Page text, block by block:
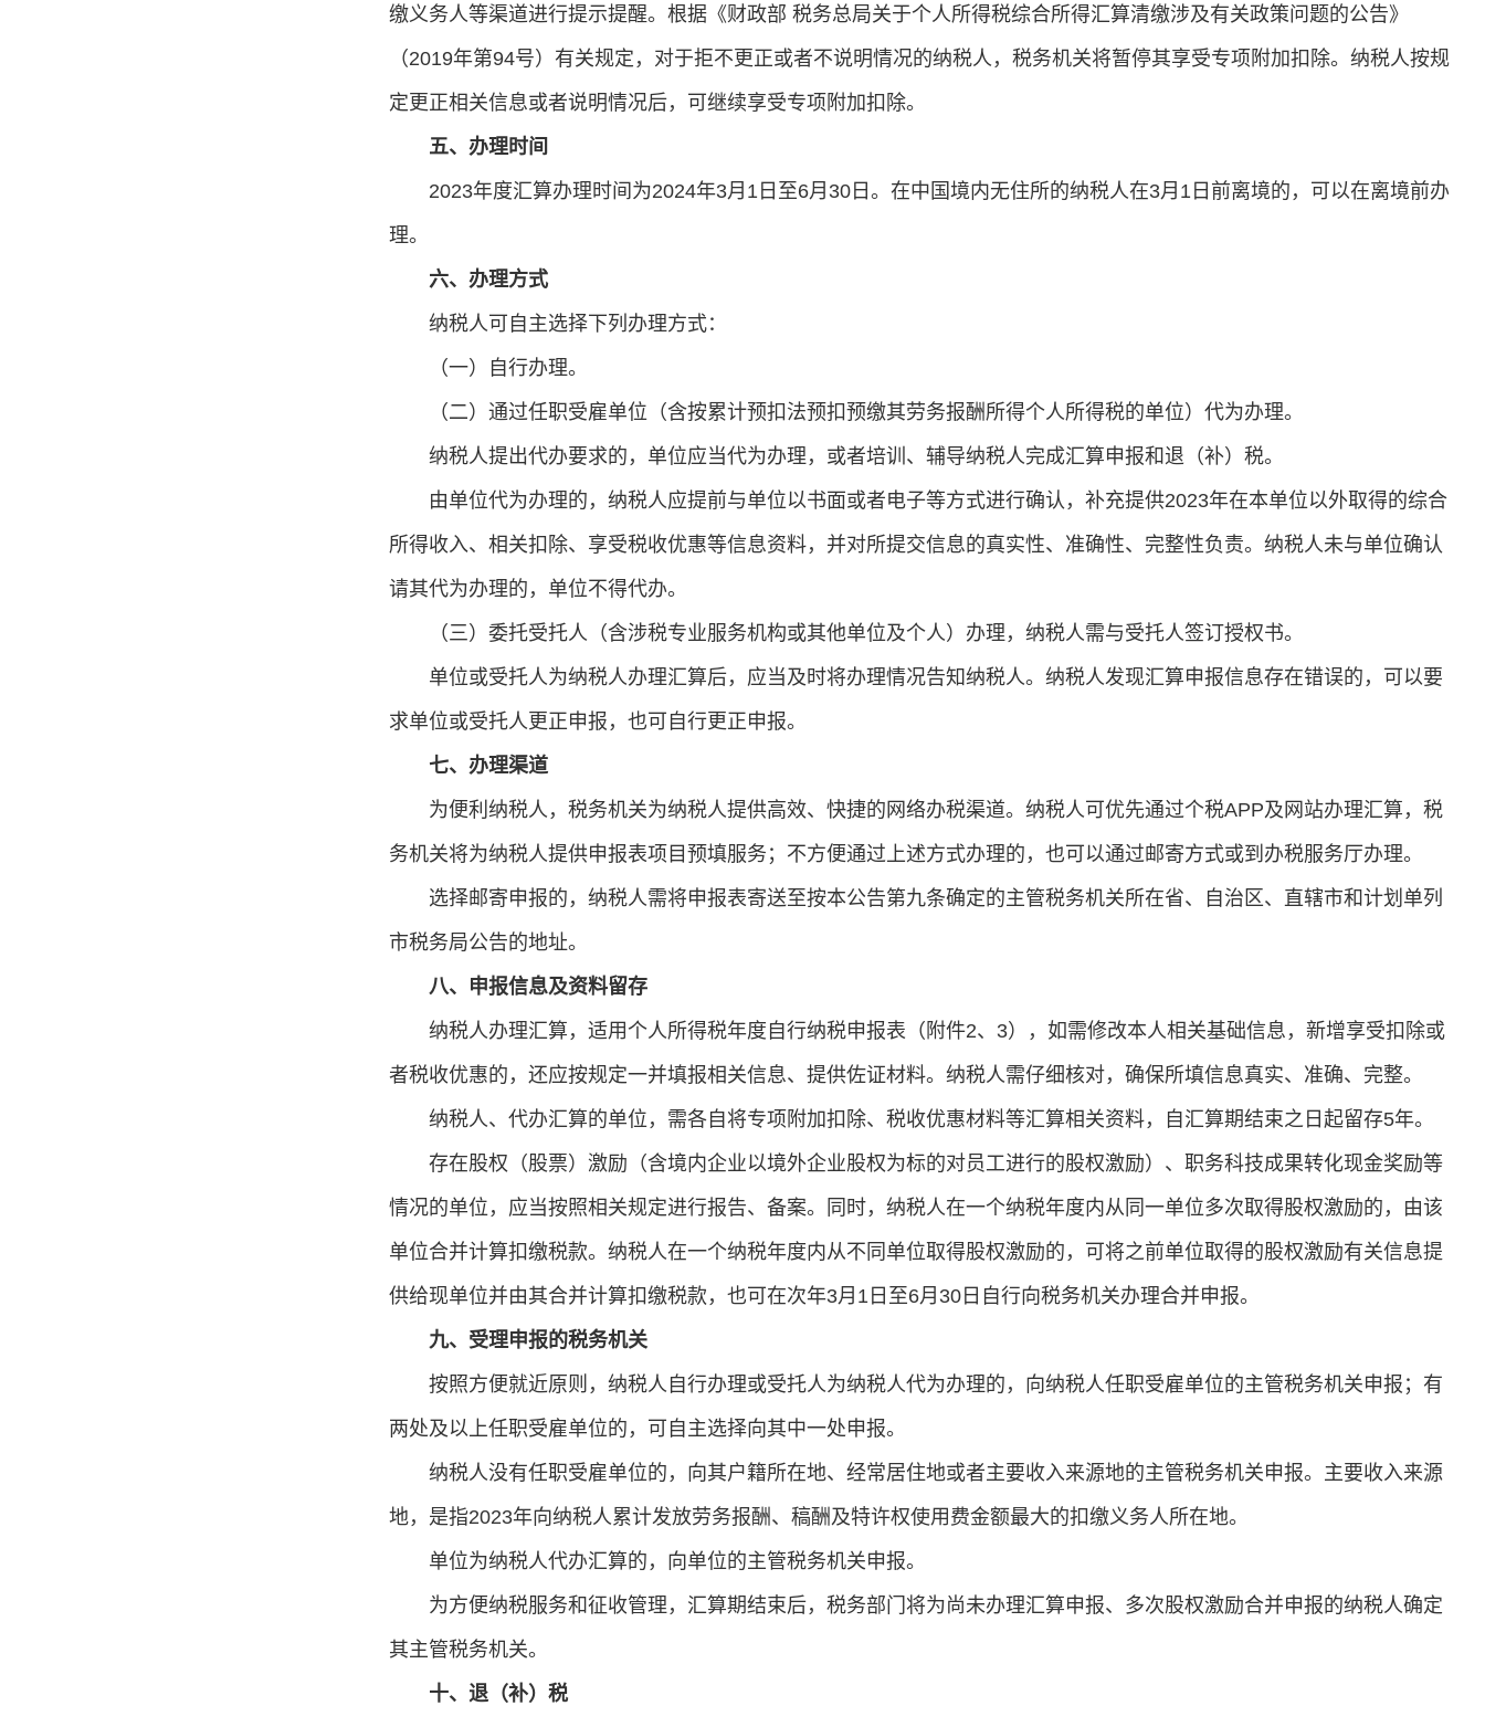
缴义务人等渠道进行提示提醒。根据《财政部 税务总局关于个人所得税综合所得汇算清缴涉及有关政策问题的公告》
（2019年第94号）有关规定，对于拒不更正或者不说明情况的纳税人，税务机关将暂停其享受专项附加扣除。纳税人按规
定更正相关信息或者说明情况后，可继续享受专项附加扣除。
五、办理时间
2023年度汇算办理时间为2024年3月1日至6月30日。在中国境内无住所的纳税人在3月1日前离境的，可以在离境前办
理。
六、办理方式
纳税人可自主选择下列办理方式：
（一）自行办理。
（二）通过任职受雇单位（含按累计预扣法预扣预缴其劳务报酬所得个人所得税的单位）代为办理。
纳税人提出代办要求的，单位应当代为办理，或者培训、辅导纳税人完成汇算申报和退（补）税。
由单位代为办理的，纳税人应提前与单位以书面或者电子等方式进行确认，补充提供2023年在本单位以外取得的综合
所得收入、相关扣除、享受税收优惠等信息资料，并对所提交信息的真实性、准确性、完整性负责。纳税人未与单位确认
请其代为办理的，单位不得代办。
（三）委托受托人（含涉税专业服务机构或其他单位及个人）办理，纳税人需与受托人签订授权书。
单位或受托人为纳税人办理汇算后，应当及时将办理情况告知纳税人。纳税人发现汇算申报信息存在错误的，可以要
求单位或受托人更正申报，也可自行更正申报。
七、办理渠道
为便利纳税人，税务机关为纳税人提供高效、快捷的网络办税渠道。纳税人可优先通过个税APP及网站办理汇算，税
务机关将为纳税人提供申报表项目预填服务；不方便通过上述方式办理的，也可以通过邮寄方式或到办税服务厅办理。
选择邮寄申报的，纳税人需将申报表寄送至按本公告第九条确定的主管税务机关所在省、自治区、直辖市和计划单列
市税务局公告的地址。
八、申报信息及资料留存
纳税人办理汇算，适用个人所得税年度自行纳税申报表（附件2、3），如需修改本人相关基础信息，新增享受扣除或
者税收优惠的，还应按规定一并填报相关信息、提供佐证材料。纳税人需仔细核对，确保所填信息真实、准确、完整。
纳税人、代办汇算的单位，需各自将专项附加扣除、税收优惠材料等汇算相关资料，自汇算期结束之日起留存5年。
存在股权（股票）激励（含境内企业以境外企业股权为标的对员工进行的股权激励）、职务科技成果转化现金奖励等
情况的单位，应当按照相关规定进行报告、备案。同时，纳税人在一个纳税年度内从同一单位多次取得股权激励的，由该
单位合并计算扣缴税款。纳税人在一个纳税年度内从不同单位取得股权激励的，可将之前单位取得的股权激励有关信息提
供给现单位并由其合并计算扣缴税款，也可在次年3月1日至6月30日自行向税务机关办理合并申报。
九、受理申报的税务机关
按照方便就近原则，纳税人自行办理或受托人为纳税人代为办理的，向纳税人任职受雇单位的主管税务机关申报；有
两处及以上任职受雇单位的，可自主选择向其中一处申报。
纳税人没有任职受雇单位的，向其户籍所在地、经常居住地或者主要收入来源地的主管税务机关申报。主要收入来源
地，是指2023年向纳税人累计发放劳务报酬、稿酬及特许权使用费金额最大的扣缴义务人所在地。
单位为纳税人代办汇算的，向单位的主管税务机关申报。
为方便纳税服务和征收管理，汇算期结束后，税务部门将为尚未办理汇算申报、多次股权激励合并申报的纳税人确定
其主管税务机关。
十、退（补）税